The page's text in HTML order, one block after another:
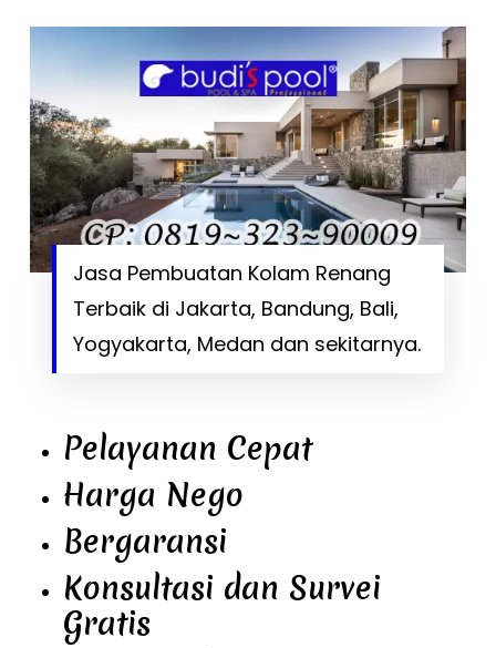
Jasa Pembuatan Kolam Renang
Terbaik di Jakarta, Bandung, Bali,
Yogyakarta, Medan dan sekitarnya.
Pelayanan Cepat
Harga Nego
Bergaransi
Konsultasi dan Survei
Gratis